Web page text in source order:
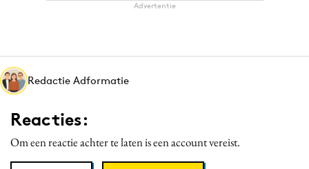
Influencer marketing
Interne communicatie
Media
Merkstrategie
PR
Advertentie
Redactie Adformatie
Reacties:
Om een reactie achter te laten is een account vereist.